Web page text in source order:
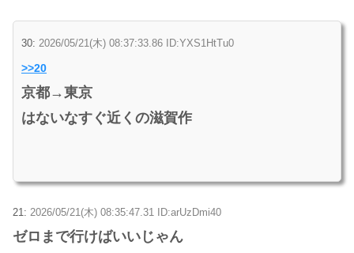
30: 2026/05/21(木) 08:37:33.86 ID:YXS1HtTu0
>>20
京都→東京
はないなすぐ近くの滋賀作
21: 2026/05/21(木) 08:35:47.31 ID:arUzDmi40
ゼロまで行けばいいじゃん